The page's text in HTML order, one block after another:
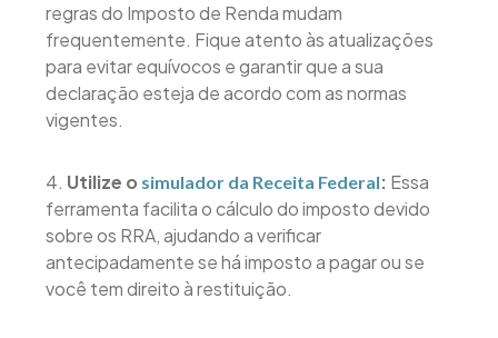
regras do Imposto de Renda mudam
frequentemente. Fique atento às atualizações
para evitar equívocos e garantir que a sua
declaração esteja de acordo com as normas
vigentes.
4. Utilize o simulador da Receita Federal: Essa
ferramenta facilita o cálculo do imposto devido
sobre os RRA, ajudando a verificar
antecipadamente se há imposto a pagar ou se
você tem direito à restituição.